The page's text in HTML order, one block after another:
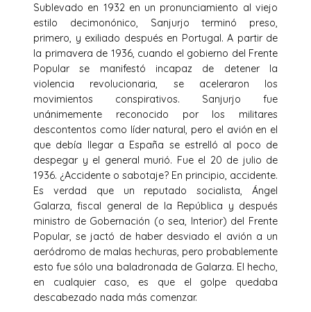
Sublevado en 1932 en un pronunciamiento al viejo
estilo decimonónico, Sanjurjo terminó preso,
primero, y exiliado después en Portugal. A partir de
la primavera de 1936, cuando el gobierno del Frente
Popular se manifestó incapaz de detener la
violencia revolucionaria, se aceleraron los
movimientos conspirativos. Sanjurjo fue
unánimemente reconocido por los militares
descontentos como líder natural, pero el avión en el
que debía llegar a España se estrelló al poco de
despegar y el general murió. Fue el 20 de julio de
1936. ¿Accidente o sabotaje? En principio, accidente.
Es verdad que un reputado socialista, Ángel
Galarza, fiscal general de la República y después
ministro de Gobernación (o sea, Interior) del Frente
Popular, se jactó de haber desviado el avión a un
aeródromo de malas hechuras, pero probablemente
esto fue sólo una baladronada de Galarza. El hecho,
en cualquier caso, es que el golpe quedaba
descabezado nada más comenzar.